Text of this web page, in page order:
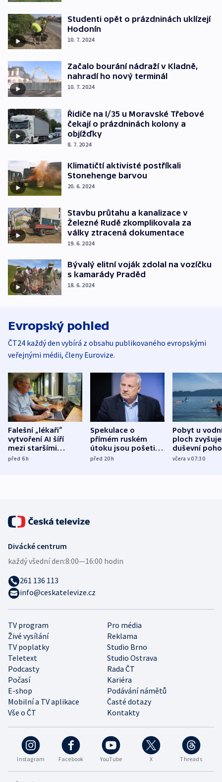
Studenti opět o prázdninách uklízejí
Hodonín
10. 7. 2024
Začalo bourání nádraží v Kladně,
nahradí ho nový terminál
10. 7. 2024
Řidiče na I/35 u Moravské Třebové
čekají o prázdninách kolony a
objížďky
8. 7. 2024
Klimatičtí aktivisté postříkali
Stonehenge barvou
20. 6. 2024
Stavbu průtahu a kanalizace v
Železné Rudě zkomplikovala za
války ztracená dokumentace
19. 6. 2024
Bývalý elitní voják zdolal na vozíčku
s kamarády Praděd
18. 6. 2024
Evropský pohled
ČT24 každý den vybírá z obsahu publikovaného evropskými
veřejnými médii, členy Eurovize.
Falešní „lékaři“
vytvoření AI šíří
mezi staršími
Poláky nebezpečné
před 6h
Spekulace o
přímém ruském
útoku jsou pošetilé,
míní estonský
před 20h
Pobyt u
ploch zvyšuje
duševní
ukázala
včera v 07:30
Instagram Facebook YouTube X Threads
TV program
Pro média
Živé vysílání
Reklama
TV poplatky
Studio Brno
Teletext
Studio Ostrava
Podcasty
Rada ČT
Počasí
Kariéra
E-shop
Podávání námětů
Mobilní a TV aplikace
Časté dotazy
Vše o ČT
Kontakty
Divácké centrum
každý všední den:8:00—16:00 hodin
261 136 113
info@ceskatelevize.cz